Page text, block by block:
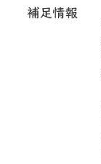
補足情報